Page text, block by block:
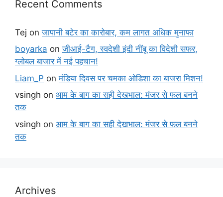
Recent Comments
Tej onजापानी बटेर का कारोबार, कम लागत अधिक मुनाफा
boyarka onजीआई-टैग, स्वदेशी इंदी नींबू का विदेशी सफर,
ग्लोबल बाजार में नई पहचान!
Liam_P onमंडिया दिवस पर चमका ओडिशा का बाजरा मिशन!
vsingh on आम के बाग का सही देखभाल: मंजर से फल बनने
तक
vsingh on आम के बाग का सही देखभाल: मंजर से फल बनने
तक
Archives